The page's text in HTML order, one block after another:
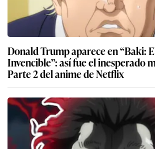
Donald Trump aparece en “Baki:
Invencible”: así fue el inesperado
Parte 2 del anime de Netflix